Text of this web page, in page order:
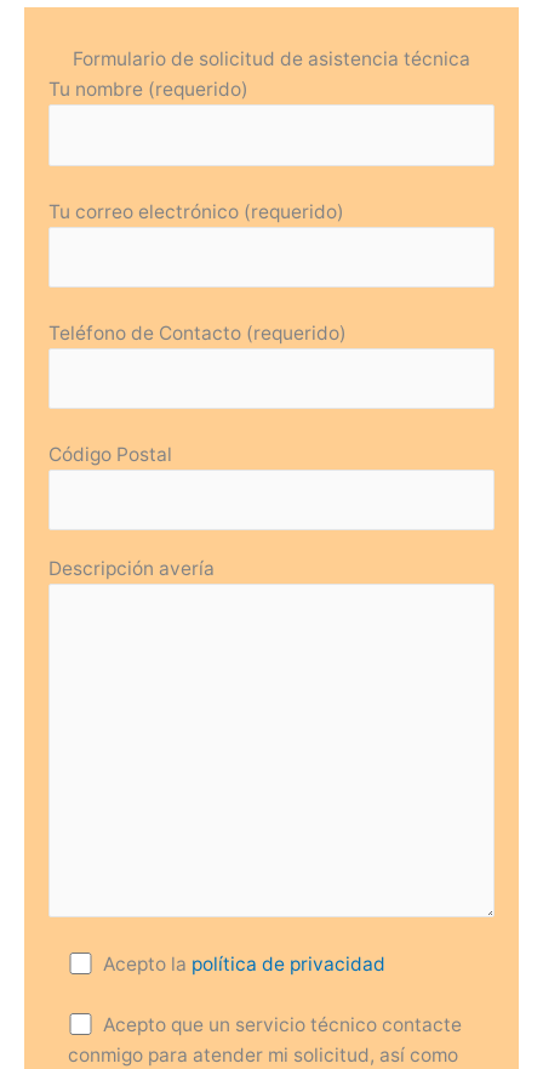
Formulario de solicitud de asistencia técnica
Tu nombre (requerido)
Tu correo electrónico (requerido)
Teléfono de Contacto (requerido)
Código Postal
Descripción avería
Acepto la política de privacidad
Acepto que un servicio técnico contacte
conmigo para atender mi solicitud, así como